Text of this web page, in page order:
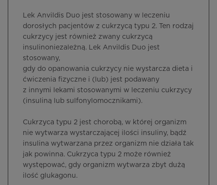
Lek Anvildis Duo jest stosowany w leczeniu
dorosłych pacjentów z cukrzycą typu 2. Ten rodzaj
cukrzycy jest również zwany cukrzycą
insulinoniezależną. Lek Anvildis Duo jest
stosowany,
gdy do opanowania cukrzycy nie wystarcza dieta i
ćwiczenia fizyczne i (lub) jest podawany
z innymi lekami stosowanymi w leczeniu cukrzycy
(insuliną lub sulfonylomocznikami).
Cukrzyca typu 2 jest chorobą, w której organizm
nie wytwarza wystarczającej ilości insuliny, bądź
insulina wytwarzana przez organizm nie działa tak
jak powinna. Cukrzyca typu 2 może również
występować, gdy organizm wytwarza zbyt dużą
ilość glukagonu.